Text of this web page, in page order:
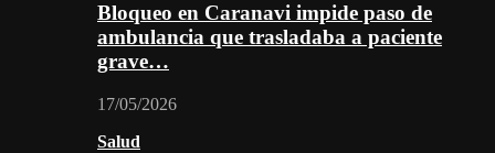
Bloqueo en Caranavi impide paso de
ambulancia que trasladaba a paciente
grave…
17/05/2026
Salud